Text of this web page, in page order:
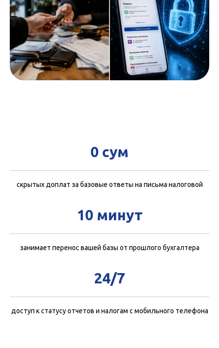
0 сум
скрытых доплат за базовые ответы на письма налоговой
10 минут
занимает перенос вашей базы от прошлого бухгалтера
24/7
доступ к статусу отчетов и налогам с мобильного телефона